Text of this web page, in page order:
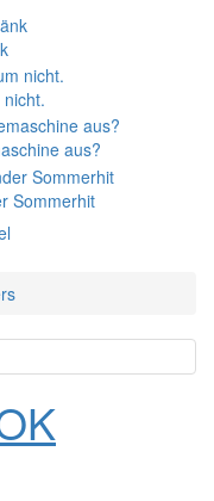
aus?
Sommerhit